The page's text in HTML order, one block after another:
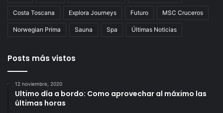
Costa Toscana Explora Journeys Futuro MSC Cruceros
Norwegian Prima Sauna Spa Últimas Noticias
Posts más vistos
12 noviembre, 2020
Ultimo día a bordo: Como aprovechar al máximo las
últimas horas